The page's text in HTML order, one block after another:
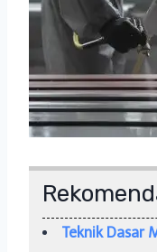
Teknik Dasar